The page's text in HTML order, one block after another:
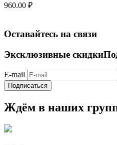
960.00 ₽
Оставайтесь на связи
Эксклюзивные скидки
E-mail
Подписаться
Ждём в наших